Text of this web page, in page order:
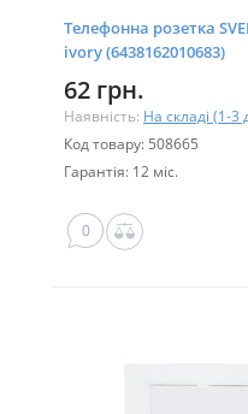
Телефонна розетка
ivory (6438162010683)
62 грн.
Наявність: На складі (1-3
Код товару: 508665
Гарантія: 12 міс.
0